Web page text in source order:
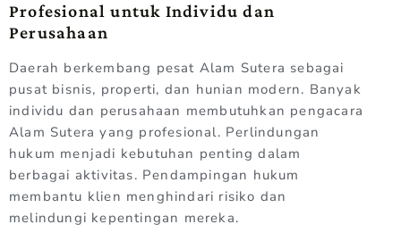
Profesional untuk Individu dan
Perusahaan
Daerah berkembang pesat Alam Sutera sebagai
pusat bisnis, properti, dan hunian modern. Banyak
individu dan perusahaan membutuhkan pengacara
Alam Sutera yang profesional. Perlindungan
hukum menjadi kebutuhan penting dalam
berbagai aktivitas. Pendampingan hukum
membantu klien menghindari risiko dan
melindungi kepentingan mereka.